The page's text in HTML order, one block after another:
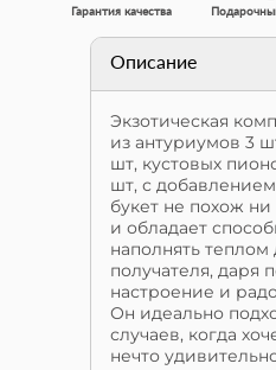
Гарантия качества
Описание
Экзотическая
из антуриумов 3
шт, кустовых
шт, с
букет не похож
и обладает
наполнять
получателя, даря
настроение и
Он идеально
случаев, когда
нечто